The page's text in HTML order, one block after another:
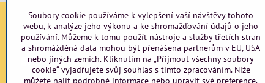
Sociální sítě
Facebook Instagram blog
Soubory cookie používáme k vylepšení vaší návštěvy tohoto
webu, k analýze jeho výkonu a ke shromažďování údajů o jeho
používání. Můžeme k tomu použít nástroje a služby třetích stran
a shromážděná data mohou být přenášena partnerům v EU, USA
nebo jiných zemích. Kliknutím na „Přijmout všechny soubory
cookie“ vyjadřujete svůj souhlas s tímto zpracováním. Níže
můžete najít podrobné informace nebo upravit své preference.